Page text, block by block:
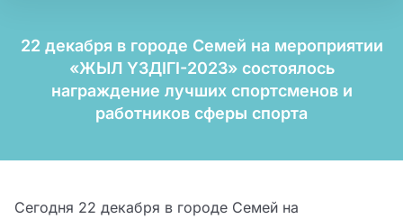
22 декабря в городе Семей на мероприятии
«ЖЫЛ ҮЗДІГІ-2023» состоялось
награждение лучших спортсменов и
работников сферы спорта
Cегодня 22 декабря в городе Семей на